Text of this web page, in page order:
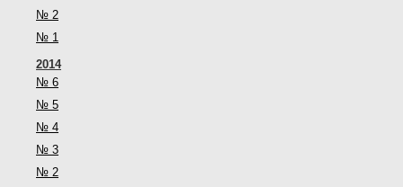
№ 2
№ 1
2014
№ 6
№ 5
№ 4
№ 3
№ 2